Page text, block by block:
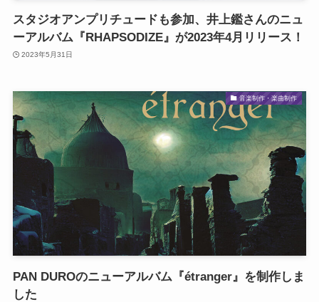
スタジオアンプリチュードも参加、井上鑑さんのニュ
ーアルバム『RHAPSODIZE』が2023年4月リリース！
2023年5月31日
音楽制作・楽曲制作
PAN DUROのニューアルバム『étranger』を制作しま
した